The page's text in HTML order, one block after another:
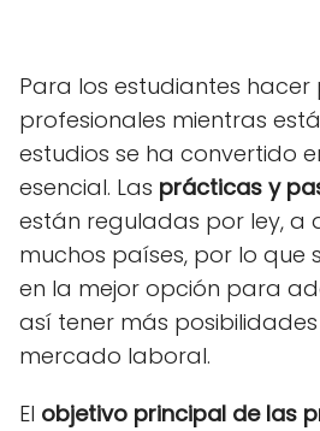
Para los estudiantes
profesionales mientras
estudios se ha convertido
esencial. Las prácticas y
están reguladas por ley, a
muchos países, por lo que
en la mejor opción para
así tener más
mercado laboral.
El objetivo principal de las